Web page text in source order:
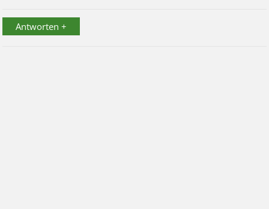
Antworten +